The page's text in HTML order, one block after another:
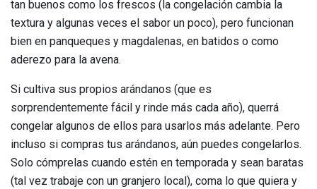
tan buenos como los frescos (la congelación cambia la
textura y algunas veces el sabor un poco), pero funcionan
bien en panqueques y magdalenas, en batidos o como
aderezo para la avena.
Si cultiva sus propios arándanos (que es
sorprendentemente fácil y rinde más cada año), querrá
congelar algunos de ellos para usarlos más adelante. Pero
incluso si compras tus arándanos, aún puedes congelarlos.
Solo cómprelas cuando estén en temporada y sean baratas
(tal vez trabaje con un granjero local), coma lo que quiera y